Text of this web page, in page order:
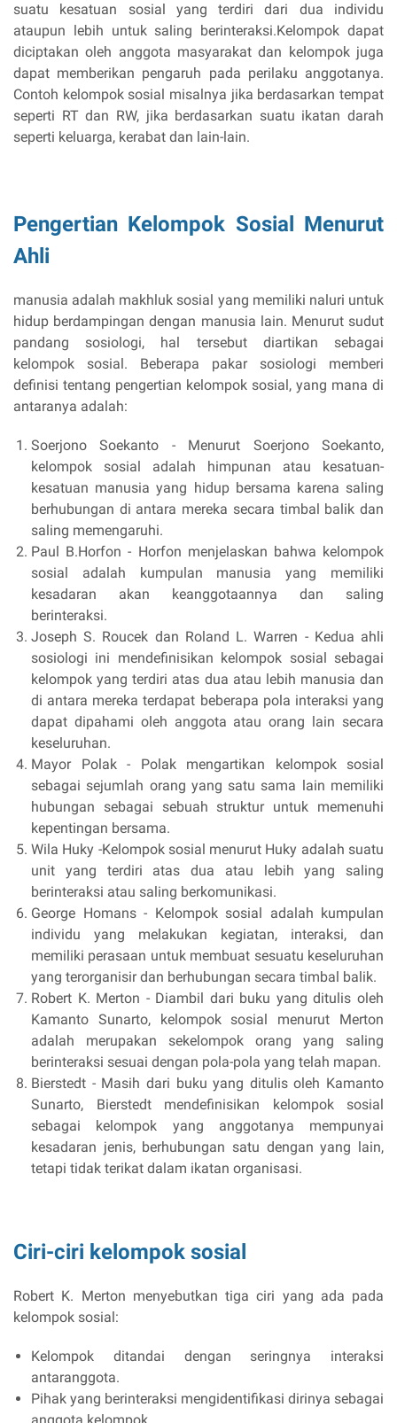
suatu kesatuan sosial yang terdiri dari dua individu
ataupun lebih untuk saling berinteraksi.Kelompok dapat
diciptakan oleh anggota masyarakat dan kelompok juga
dapat memberikan pengaruh pada perilaku anggotanya.
Contoh kelompok sosial misalnya jika berdasarkan tempat
seperti RT dan RW, jika berdasarkan suatu ikatan darah
seperti keluarga, kerabat dan lain-lain.
Pengertian Kelompok Sosial Menurut
Ahli
manusia adalah makhluk sosial yang memiliki naluri untuk
hidup berdampingan dengan manusia lain. Menurut sudut
pandang sosiologi, hal tersebut diartikan sebagai
kelompok sosial. Beberapa pakar sosiologi memberi
definisi tentang pengertian kelompok sosial, yang mana di
antaranya adalah:
Soerjono Soekanto - Menurut Soerjono Soekanto,
kelompok sosial adalah himpunan atau kesatuan-
kesatuan manusia yang hidup bersama karena saling
berhubungan di antara mereka secara timbal balik dan
saling memengaruhi.
Paul B.Horfon - Horfon menjelaskan bahwa kelompok
sosial adalah kumpulan manusia yang memiliki
kesadaran akan keanggotaannya dan saling
berinteraksi.
Joseph S. Roucek dan Roland L. Warren - Kedua ahli
sosiologi ini mendefinisikan kelompok sosial sebagai
kelompok yang terdiri atas dua atau lebih manusia dan
di antara mereka terdapat beberapa pola interaksi yang
dapat dipahami oleh anggota atau orang lain secara
keseluruhan.
Mayor Polak - Polak mengartikan kelompok sosial
sebagai sejumlah orang yang satu sama lain memiliki
hubungan sebagai sebuah struktur untuk memenuhi
kepentingan bersama.
Wila Huky -Kelompok sosial menurut Huky adalah suatu
unit yang terdiri atas dua atau lebih yang saling
berinteraksi atau saling berkomunikasi.
George Homans - Kelompok sosial adalah kumpulan
individu yang melakukan kegiatan, interaksi, dan
memiliki perasaan untuk membuat sesuatu keseluruhan
yang terorganisir dan berhubungan secara timbal balik.
Robert K. Merton - Diambil dari buku yang ditulis oleh
Kamanto Sunarto, kelompok sosial menurut Merton
adalah merupakan sekelompok orang yang saling
berinteraksi sesuai dengan pola-pola yang telah mapan.
Bierstedt - Masih dari buku yang ditulis oleh Kamanto
Sunarto, Bierstedt mendefinisikan kelompok sosial
sebagai kelompok yang anggotanya mempunyai
kesadaran jenis, berhubungan satu dengan yang lain,
tetapi tidak terikat dalam ikatan organisasi.
Ciri-ciri kelompok sosial
Robert K. Merton menyebutkan tiga ciri yang ada pada
kelompok sosial:
Kelompok ditandai dengan seringnya interaksi
antaranggota.
Pihak yang berinteraksi mengidentifikasi dirinya sebagai